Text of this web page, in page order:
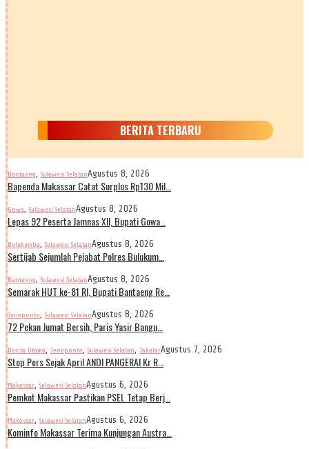
BERITA TERBARU
Bantaeng, Sulawesi SelatanAgustus 8, 2026
Bapenda Makassar Catat Surplus Rp130 Mil…
Gowa, Sulawesi SelatanAgustus 8, 2026
Lepas 92 Peserta Jamnas XII, Bupati Gowa…
Bulukumba, Sulawesi SelatanAgustus 8, 2026
Sertijab Sejumlah Pejabat Polres Bulukum…
Bantaeng, Sulawesi SelatanAgustus 8, 2026
Semarak HUT ke-81 RI, Bupati Bantaeng Re…
Jeneponto, Sulawesi SelatanAgustus 8, 2026
72 Pekan Jumat Bersih, Paris Yasir Bangu…
Berita Utama, Jeneponto, Sulawesi Selatan, TakalarAgustus 7, 2026
Stop Pers Sejak April ANDI PANGERAI Kr R…
Makassar, Sulawesi SelatanAgustus 6, 2026
Pemkot Makassar Pastikan PSEL Tetap Berj…
Makassar, Sulawesi SelatanAgustus 6, 2026
Kominfo Makassar Terima Kunjungan Austra…